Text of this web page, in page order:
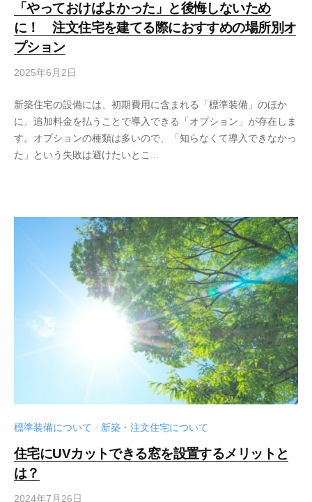
「やっておけばよかった」と後悔しないため
に！ 注文住宅を建てる際におすすめの場所別オ
プション
2025年6月2日
新築住宅の設備には、初期費用に含まれる「標準装備」のほか
に、追加料金を払うことで導入できる「オプション」が存在しま
す。オプションの種類は多いので、「知らなくて導入できなかっ
た」という失敗は避けたいとこ...
標準装備について / 新築・注文住宅について
住宅にUVカットできる窓を設置するメリットと
は？
2024年7月26日